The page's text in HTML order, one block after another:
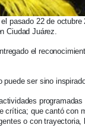
pasado 22 de
Ciudad Juárez.
el
puede ser sino
que cantó con
o con